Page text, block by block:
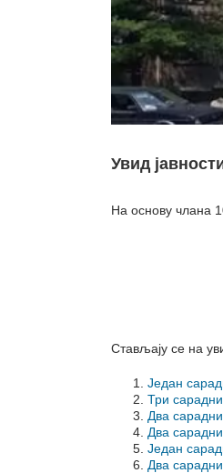
Увид
На основу члана
Стављају се на
Један
Три
Два
Два
Један
Два